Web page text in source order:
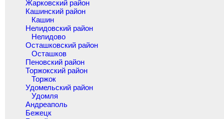
Жарковский район
Кашинский район
Кашин
Нелидовский район
Нелидово
Осташковский район
Осташков
Пеновский район
Торжокский район
Торжок
Удомельский район
Удомля
Андреаполь
Бежецк